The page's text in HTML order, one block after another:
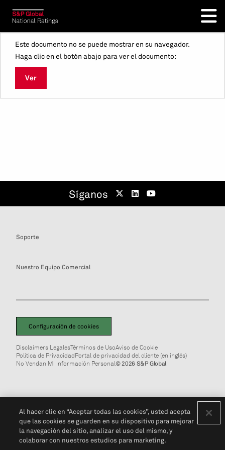
Este documento no se puede mostrar en su navegador.
Haga clic en el botón abajo para ver el documento:
Ver
Síganos
Soporte
Nuestro Equipo Comercial
Configuración de cookies
Disclaimers LegalesTérminos de UsoAviso de Cookie
Política de PrivacidadPortal de privacidad del cliente (en inglés)
No Vendan Mi Información Personal© 2026 S&P Global
Al hacer clic en “Aceptar todas las cookies”, usted acepta
que las cookies se guarden en su dispositivo para mejorar
la navegación del sitio, analizar el uso del mismo, y
colaborar con nuestros estudios para marketing.